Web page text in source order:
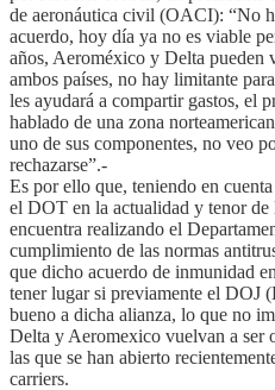
de aeronáutica civil (OACI): “No
acuerdo, hoy día ya no es viable
años, Aeroméxico y Delta pueden
ambos países, no hay limitante
les ayudará a compartir gastos, el
hablado de una zona
uno de sus componentes, no veo
rechazarse”.-
Es por ello que, teniendo en
el DOT en la actualidad y tenor
encuentra realizando el
cumplimiento de las normas
que dicho acuerdo de inmunidad
tener lugar si previamente el DOJ
bueno a dicha alianza, lo que no
Delta y Aeromexico vuelvan a ser
las que se han abierto
carriers.